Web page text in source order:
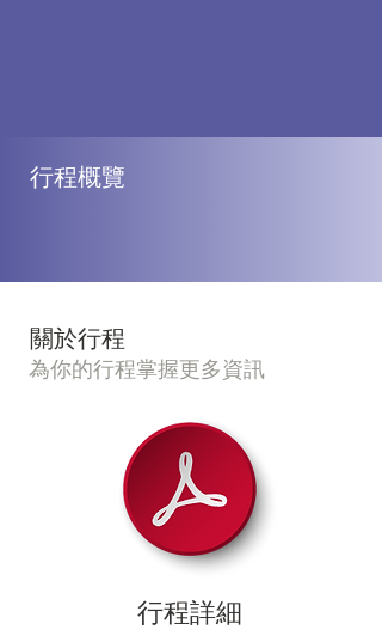
行程概覽
​關於行程
為你的行程掌握更多資訊
行程詳細